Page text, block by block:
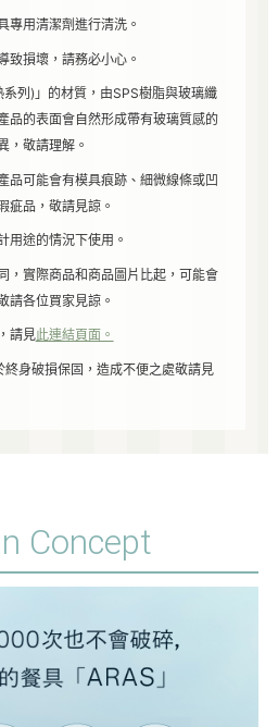
專用清潔劑進行清洗。
致損壞，請務必小心。
列)」的材質，由SPS樹脂與玻璃纖
品的表面會自然形成帶有玻璃質感的
，敬請理解。
品可能會有模具痕跡、細微線條或凹
疵品，敬請見諒。
用途的情況下使用。
，實際商品和商品圖片比起，可能會
請各位買家見諒。
請見此連結頁面。
身破損保固，造成不便之處敬請見
Concept